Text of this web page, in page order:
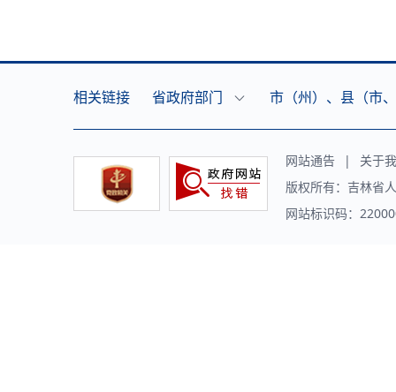
相关链接 省政府部门 市（州）、县（市
网站通告 |
关于
版权所有：吉林省
网站标识码：